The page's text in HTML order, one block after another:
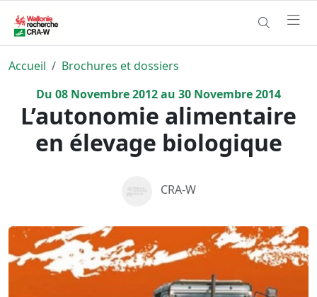
Accueil
Brochures et dossiers
Du 08 Novembre2012au 30 Novembre2014
L’autonomie alimentaire
en élevage biologique
CRA-W